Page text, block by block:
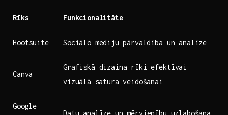
Rīks Funkcionalitāte
Hootsuite Sociālo mediju ⁤pārvaldība un​ analīze
Canva
Grafiskā dizaina rīki efektīvai
vizuālā ⁤satura veidošanai
Google⁣